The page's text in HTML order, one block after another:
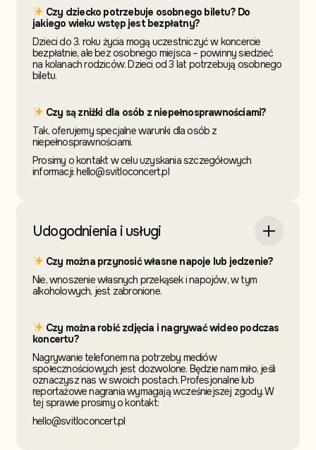
Czy dziecko potrzebuje osobnego biletu? Do
jakiego wieku wstęp jest bezpłatny?
Dzieci do 3. roku życia mogą uczestniczyć w koncercie
bezpłatnie, ale bez osobnego miejsca – powinny siedzieć
na kolanach rodziców. Dzieci od 3 lat potrzebują osobnego
biletu.
Czy są zniżki dla osób z niepełnosprawnościami?
Tak, oferujemy specjalne warunki dla osób z
niepełnosprawnościami.
Prosimy o kontakt w celu uzyskania szczegółowych
informacji: hello@svitloconcert.pl
Udogodnienia i usługi
Czy można przynosić własne napoje lub jedzenie?
Nie, wnoszenie własnych przekąsek i napojów, w tym
alkoholowych, jest zabronione.
Czy można robić zdjęcia i nagrywać wideo podczas
koncertu?
Nagrywanie telefonem na potrzeby mediów
społecznościowych jest dozwolone. Będzie nam miło, jeśli
oznaczysz nas w swoich postach. Profesjonalne lub
reportażowe nagrania wymagają wcześniejszej zgody. W
tej sprawie prosimy o kontakt:
hello@svitloconcert.pl